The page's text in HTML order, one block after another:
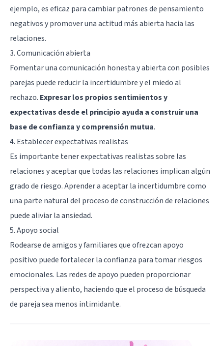
ejemplo, es eficaz para cambiar patrones de pensamiento
negativos y promover una actitud más abierta hacia las
relaciones.
3. Comunicación abierta
Fomentar una comunicación honesta y abierta con posibles
parejas puede reducir la incertidumbre y el miedo al
rechazo. Expresar los propios sentimientos y
expectativas desde el principio ayuda a construir una
base de confianza y comprensión mutua.
4. Establecer expectativas realistas
Es importante tener expectativas realistas sobre las
relaciones y aceptar que todas las relaciones implican algún
grado de riesgo. Aprender a aceptar la incertidumbre como
una parte natural del proceso de construcción de relaciones
puede aliviar la ansiedad.
5. Apoyo social
Rodearse de amigos y familiares que ofrezcan apoyo
positivo puede fortalecer la confianza para tomar riesgos
emocionales. Las redes de apoyo pueden proporcionar
perspectiva y aliento, haciendo que el proceso de búsqueda
de pareja sea menos intimidante.